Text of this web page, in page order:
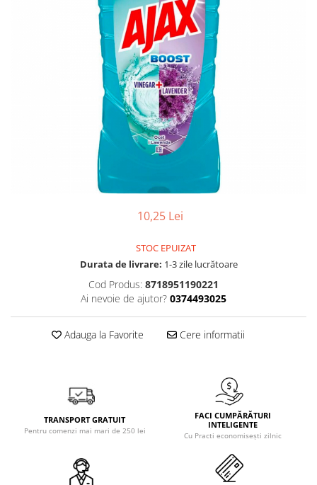
Detergent pardoseala
Echipamente de curăţenie
Folie aluminiu,folie alimentara
Lavete de curatare
Solutie de indepartat rugina si
Indepartarea parului
Pachete de cadouri
Produse pentru coafat
Produse pentru curatarea tenului
Sapun lichid, sapun
Tratament pentru par, conditioner
pentru par, masca de par
Vata demachianta
10,25 Lei
STOC EPUIZAT
Durata de livrare: 1-3 zile lucrătoare
Cod Produs: 8718951190221
Ai nevoie de ajutor? 0374493025
Adauga la Favorite Cere informatii
TRANSPORT GRATUIT
Pentru comenzi mai mari de 250 lei
FACI CUMPĂRĂTURI
INTELIGENTE
Cu Practi economisești zilnic